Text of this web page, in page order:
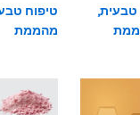
טבעית,
טיפוח
מהממת